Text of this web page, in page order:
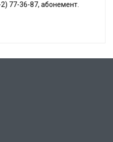
77-36-87, абонемент.